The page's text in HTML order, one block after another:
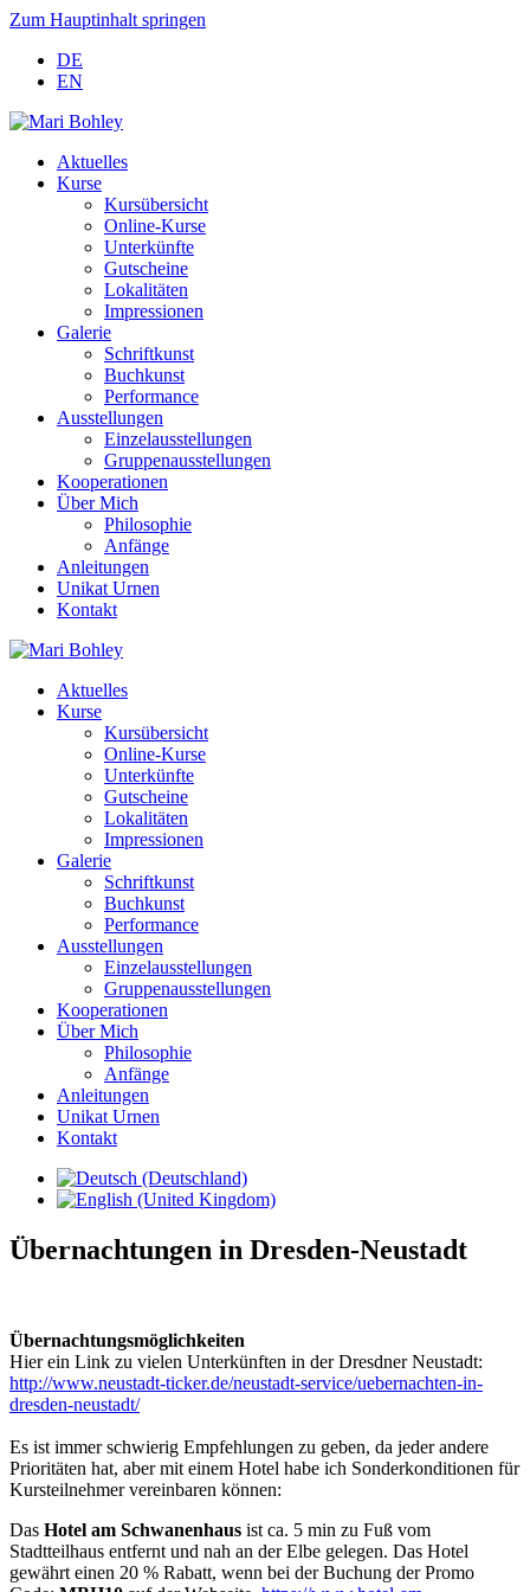
Zum Hauptinhalt springen
DE
EN
Aktuelles
Kurse
Kursübersicht
Online-Kurse
Unterkünfte
Gutscheine
Lokalitäten
Impressionen
Galerie
Schriftkunst
Buchkunst
Performance
Ausstellungen
Einzelausstellungen
Gruppenausstellungen
Kooperationen
Über Mich
Philosophie
Anfänge
Anleitungen
Unikat Urnen
Kontakt
Aktuelles
Kurse
Kursübersicht
Online-Kurse
Unterkünfte
Gutscheine
Lokalitäten
Impressionen
Galerie
Schriftkunst
Buchkunst
Performance
Ausstellungen
Einzelausstellungen
Gruppenausstellungen
Kooperationen
Über Mich
Philosophie
Anfänge
Anleitungen
Unikat Urnen
Kontakt
Übernachtungen in Dresden-Neustadt
Übernachtungsmöglichkeiten
Hier ein Link zu vielen Unterkünften in der Dresdner Neustadt:
http://www.neustadt-ticker.de/neustadt-service/uebernachten-in-
dresden-neustadt/
Es ist immer schwierig Empfehlungen zu geben, da jeder andere
Prioritäten hat, aber mit einem Hotel habe ich Sonderkonditionen für
Kursteilnehmer vereinbaren können:
Das Hotel am Schwanenhaus ist ca. 5 min zu Fuß vom
Stadtteilhaus entfernt und nah an der Elbe gelegen. Das Hotel
gewährt einen 20 % Rabatt, wenn bei der Buchung der Promo